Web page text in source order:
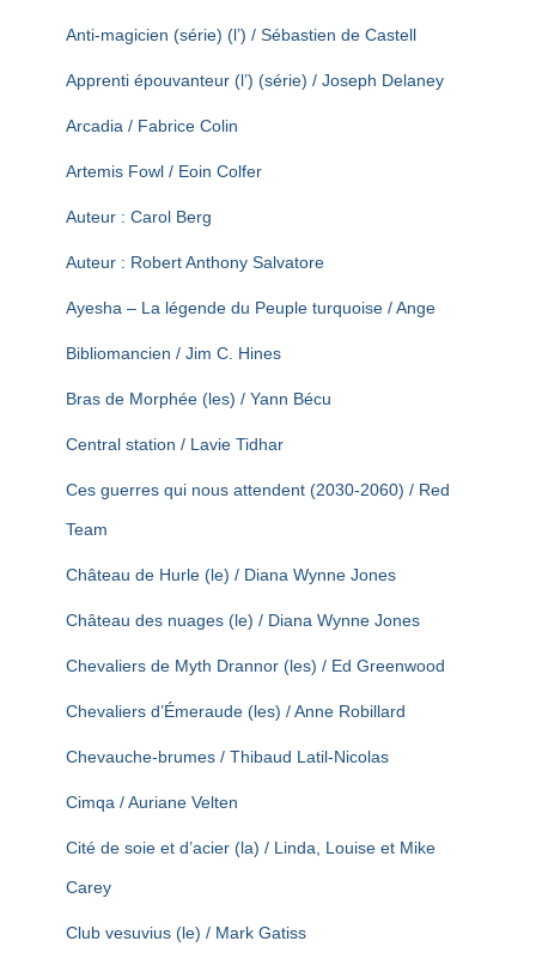
Anti-magicien (série) (l’) / Sébastien de Castell
Apprenti épouvanteur (l’) (série) / Joseph Delaney
Arcadia / Fabrice Colin
Artemis Fowl / Eoin Colfer
Auteur : Carol Berg
Auteur : Robert Anthony Salvatore
Ayesha – La légende du Peuple turquoise / Ange
Bibliomancien / Jim C. Hines
Bras de Morphée (les) / Yann Bécu
Central station / Lavie Tidhar
Ces guerres qui nous attendent (2030-2060) / Red
Team
Château de Hurle (le) / Diana Wynne Jones
Château des nuages (le) / Diana Wynne Jones
Chevaliers de Myth Drannor (les) / Ed Greenwood
Chevaliers d’Émeraude (les) / Anne Robillard
Chevauche-brumes / Thibaud Latil-Nicolas
Cimqa / Auriane Velten
Cité de soie et d’acier (la) / Linda, Louise et Mike
Carey
Club vesuvius (le) / Mark Gatiss